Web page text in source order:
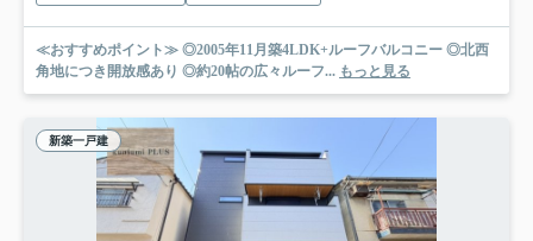
≪おすすめポイント≫ ◎2005年11月築4LDK+ルーフバルコニー ◎北西
角地につき開放感あり ◎約20帖の広々ルーフ... もっと見る
新築一戸建